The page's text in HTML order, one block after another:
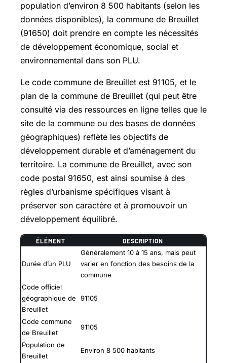
population d’environ 8 500 habitants (selon les
données disponibles), la commune de Breuillet
(91650) doit prendre en compte les nécessités
de développement économique, social et
environnemental dans son PLU.
Le code commune de Breuillet est 91105, et le
plan de la commune de Breuillet (qui peut être
consulté via des ressources en ligne telles que le
site de la commune ou des bases de données
géographiques) reflète les objectifs de
développement durable et d’aménagement du
territoire. La commune de Breuillet, avec son
code postal 91650, est ainsi soumise à des
règles d’urbanisme spécifiques visant à
préserver son caractère et à promouvoir un
développement équilibré.
ÉLÉMENT DESCRIPTION
Durée d’un PLU
Généralement 10 à 15 ans, mais peut
varier en fonction des besoins de la
commune
Code officiel
géographique de
Breuillet
91105
Code commune
de Breuillet
91105
Population de
Breuillet
Environ 8 500 habitants